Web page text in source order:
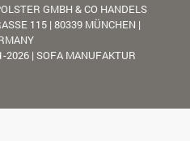
GMBH & CO HANDELS
115 | 80339 MÜNCHEN |
2026 | SOFA MANUFAKTUR